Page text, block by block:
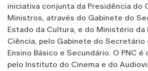
iniciativa conjunta da Presidência do
Ministros, através do Gabinete do
Estado da Cultura, e do Ministério da
Ciência, pelo Gabinete do Secretário
Ensino Básico e Secundário. O PNC
pelo Instituto do Cinema e do